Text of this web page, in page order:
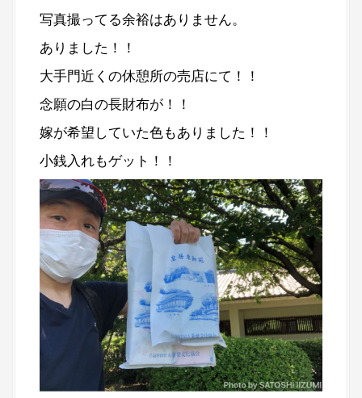
写真撮ってる余裕はありません。
ありました！！
大手門近くの休憩所の売店にて！！
念願の白の長財布が！！
嫁が希望していた色もありました！！
小銭入れもゲット！！